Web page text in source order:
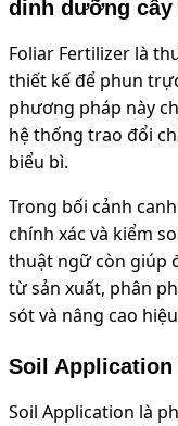
dinh dưỡng cây
Foliar Fertilizer là
thiết kế để phun
phương pháp này
hệ thống trao đổi
biểu bì.
Trong bối cảnh
chính xác và kiểm
thuật ngữ còn giúp
từ sản xuất, phân
sót và nâng cao
Soil
Soil Application là